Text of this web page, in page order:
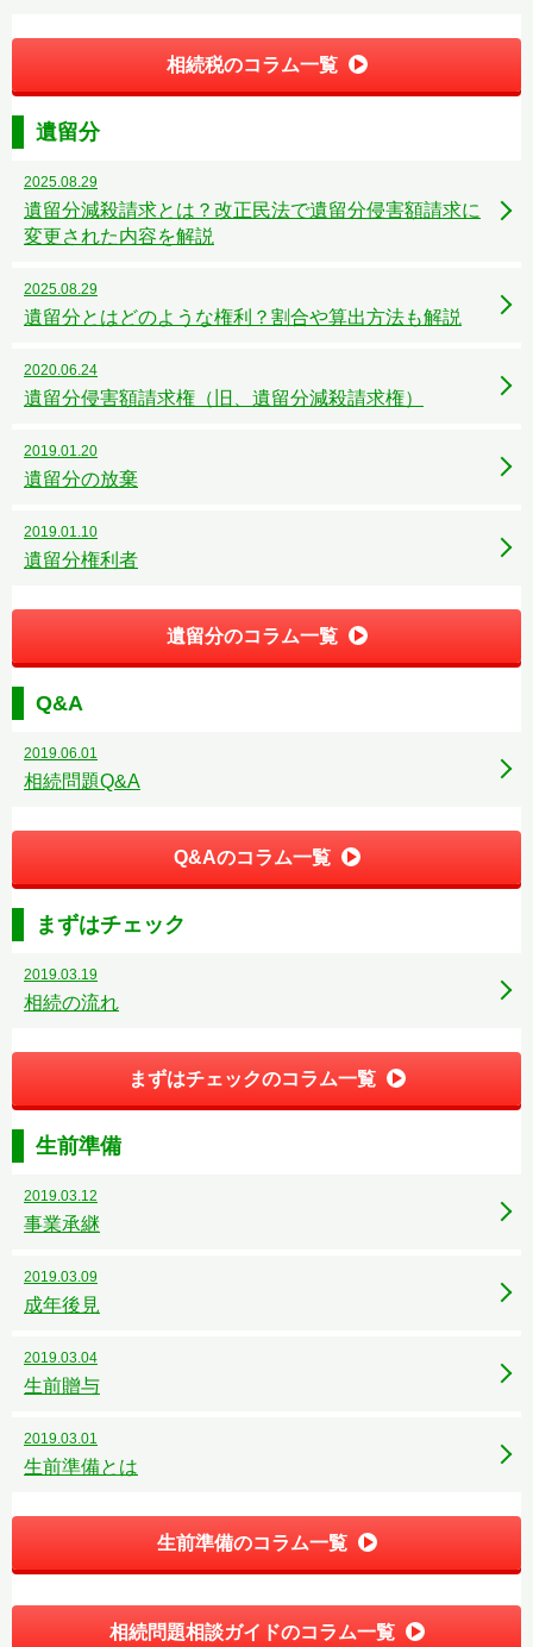
相続税のコラム一覧
遺留分
2025.08.29
遺留分減殺請求とは？改正民法で遺留分侵害額請求に
変更された内容を解説
2025.08.29
遺留分とはどのような権利？割合や算出方法も解説
2020.06.24
遺留分侵害額請求権（旧、遺留分減殺請求権）
2019.01.20
遺留分の放棄
2019.01.10
遺留分権利者
遺留分のコラム一覧
Q&A
2019.06.01
相続問題Q&A
Q&Aのコラム一覧
まずはチェック
2019.03.19
相続の流れ
まずはチェックのコラム一覧
生前準備
2019.03.12
事業承継
2019.03.09
成年後見
2019.03.04
生前贈与
2019.03.01
生前準備とは
生前準備のコラム一覧
相続問題相談ガイドのコラム一覧